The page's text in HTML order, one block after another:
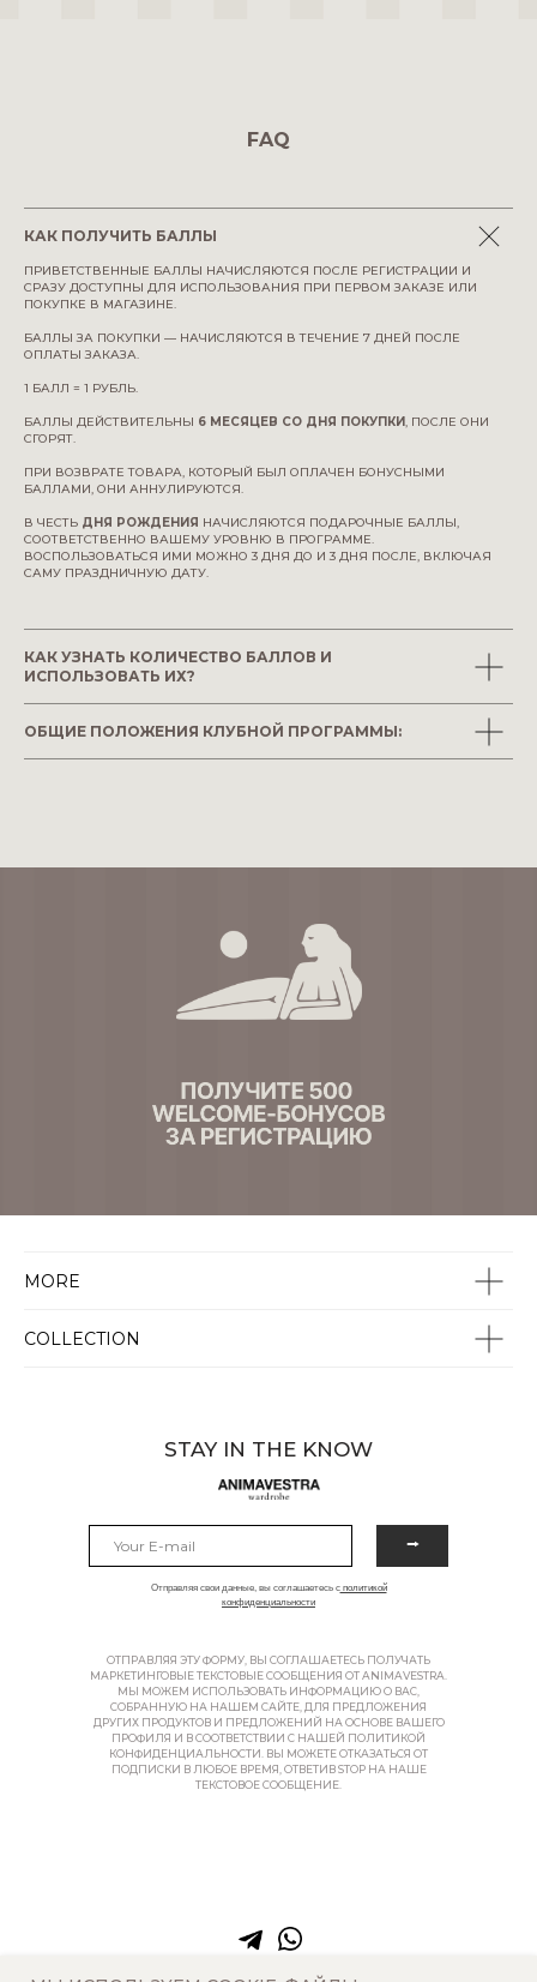
FAQ
КАК ПОЛУЧИТЬ БАЛЛЫ
ПРИВЕТСТВЕННЫЕ БАЛЛЫ НАЧИСЛЯЮТСЯ ПОСЛЕ РЕГИСТРАЦИИ И
СРАЗУ ДОСТУПНЫ ДЛЯ ИСПОЛЬЗОВАНИЯ ПРИ ПЕРВОМ ЗАКАЗЕ ИЛИ
ПОКУПКЕ В МАГАЗИНЕ.
БАЛЛЫ ЗА ПОКУПКИ — НАЧИСЛЯЮТСЯ В ТЕЧЕНИЕ 7 ДНЕЙ ПОСЛЕ
ОПЛАТЫ ЗАКАЗА.
1 БАЛЛ = 1 РУБЛЬ.
БАЛЛЫ ДЕЙСТВИТЕЛЬНЫ 6 МЕСЯЦЕВ СО ДНЯ ПОКУПКИ, ПОСЛЕ ОНИ
СГОРЯТ.
ПРИ ВОЗВРАТЕ ТОВАРА, КОТОРЫЙ БЫЛ ОПЛАЧЕН БОНУСНЫМИ
БАЛЛАМИ, ОНИ АННУЛИРУЮТСЯ.
В ЧЕСТЬ ДНЯ РОЖДЕНИЯ НАЧИСЛЯЮТСЯ ПОДАРОЧНЫЕ БАЛЛЫ,
СООТВЕТСТВЕННО ВАШЕМУ УРОВНЮ В ПРОГРАММЕ.
ВОСПОЛЬЗОВАТЬСЯ ИМИ МОЖНО 3 ДНЯ ДО И 3 ДНЯ ПОСЛЕ, ВКЛЮЧАЯ
САМУ ПРАЗДНИЧНУЮ ДАТУ.
КАК УЗНАТЬ КОЛИЧЕСТВО БАЛЛОВ И
ИСПОЛЬЗОВАТЬ ИХ?
ОБЩИЕ ПОЛОЖЕНИЯ КЛУБНОЙ ПРОГРАММЫ:
MORE
COLLECTION
⭢
Отправляя свои данные, вы соглашаетесь сполитикой
конфиденциальности
STAY IN THE KNOW
ОТПРАВЛЯЯ ЭТУ ФОРМУ, ВЫ СОГЛАШАЕТЕСЬ ПОЛУЧАТЬ
МАРКЕТИНГОВЫЕ ТЕКСТОВЫЕ СООБЩЕНИЯ ОТ ANIMAVESTRA.
МЫ МОЖЕМ ИСПОЛЬЗОВАТЬ ИНФОРМАЦИЮ О ВАС,
СОБРАННУЮ НА НАШЕМ САЙТЕ, ДЛЯ ПРЕДЛОЖЕНИЯ
ДРУГИХ ПРОДУКТОВ И ПРЕДЛОЖЕНИЙ НА ОСНОВЕ ВАШЕГО
ПРОФИЛЯ И В СООТВЕТСТВИИ С НАШЕЙ ПОЛИТИКОЙ
КОНФИДЕНЦИАЛЬНОСТИ. ВЫ МОЖЕТЕ ОТКАЗАТЬСЯ ОТ
ПОДПИСКИ В ЛЮБОЕ ВРЕМЯ, ОТВЕТИВ STOP НА НАШЕ
ТЕКСТОВОЕ СООБЩЕНИЕ.